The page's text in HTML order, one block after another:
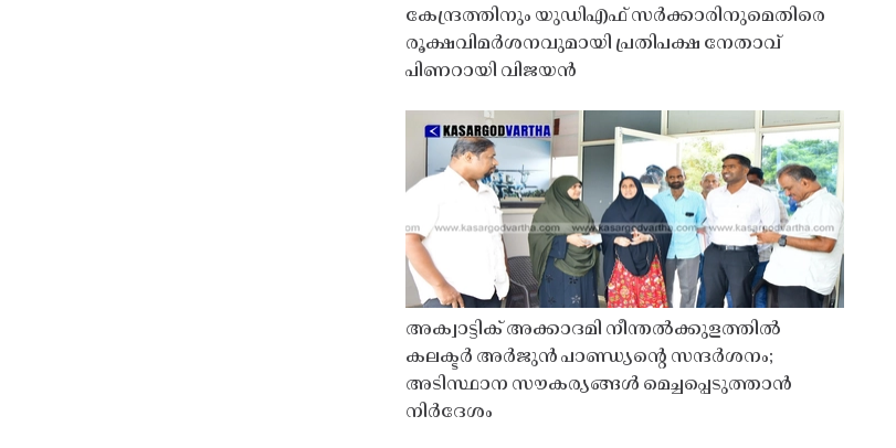
കേന്ദ്രത്തിനും യുഡിഎഫ് സർക്കാരിനുമെതിരെ
രൂക്ഷവിമർശനവുമായി പ്രതിപക്ഷ നേതാവ്
പിണറായി വിജയൻ
അക്വാട്ടിക് അക്കാദമി നീന്തൽക്കുളത്തിൽ
കലക്ടർ അർജുൻ പാണ്ഡ്യൻ്റെ സന്ദർശനം;
അടിസ്ഥാന സൗകര്യങ്ങൾ മെച്ചപ്പെടുത്താൻ
നിർദേശം